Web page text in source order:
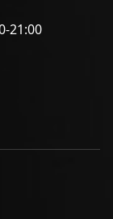
21:00